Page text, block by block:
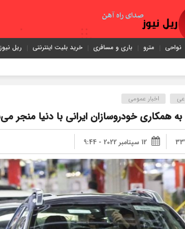
نواحی مترو باری و مسافری خرید بلیت اینترنتی ریل
تقدیر معاون اول
اخبار عمومی
همکاری خودروسازان ایرانی با دنیا منجر
12 سپتامبر 2022 - 9:44